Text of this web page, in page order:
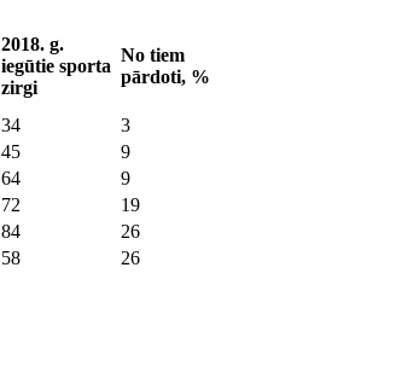
2018. g.
iegūtie sporta
zirgi
No tiem
pārdoti, %
34
3
45
9
64
9
72
19
84
26
58 26